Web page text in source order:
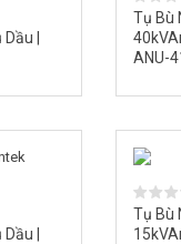
Mới Nhất
|
Tụ Bù
ANU-
|
Tụ Bù